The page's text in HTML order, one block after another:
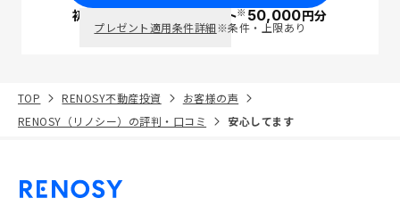
初回面談で ポイント※50,000円分
プレゼント適用条件詳細※条件・上限あり
TOP RENOSY不動産投資
お客様の声
RENOSY（リノシー）の評判・口コミ
安心してます